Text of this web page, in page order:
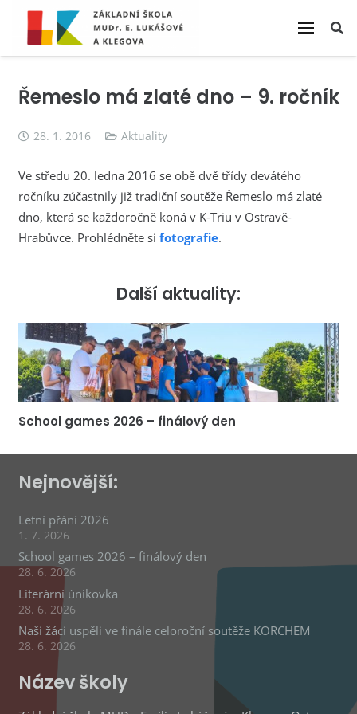
Řemeslo má zlaté dno – 9. ročník
28. 1. 2016 Aktuality
Ve středu 20. ledna 2016 se obě dvě třídy devátého
ročníku zúčastnily již tradiční soutěže Řemeslo má zlaté
dno, která se každoročně koná v K-Triu v Ostravě-
Hrabůvce. Prohlédněte si fotografie.
Další aktuality:
School games 2026 – finálový den
Nejnovější:
Letní přání 2026
1. 7. 2026
School games 2026 – finálový den
28. 6. 2026
Literární únikovka
28. 6. 2026
Naši žáci uspěli ve finále celoroční soutěže KORCHEM
28. 6. 2026
Název školy